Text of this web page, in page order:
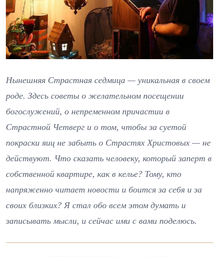
Нынешняя Страстная седмица — уникальная в своем
роде. Здесь советы о желательном посещении
богослужений, о непременном причастии в
Страстной Четверг и о том, чтобы за суетой
покраски яиц не забыть о Страстях Христовых — не
действуют. Что сказать человеку, который заперт в
собственной квартире, как в келье? Тому, кто
напряженно читает новости и боится за себя и за
своих близких? Я стал обо всем этом думать и
записывать мысли, и сейчас ими с вами поделюсь.